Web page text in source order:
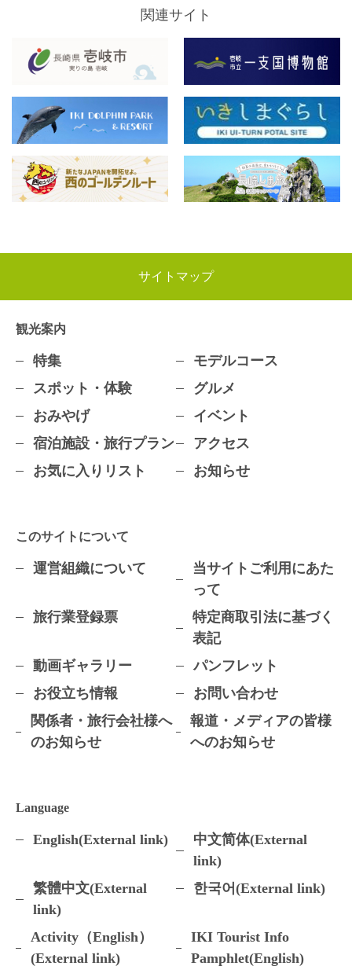
関連サイト
サイトマップ
観光案内
特集
モデルコース
スポット・体験
グルメ
おみやげ
イベント
宿泊施設・旅行プラン
アクセス
お気に入りリスト
お知らせ
このサイトについて
運営組織について
当サイトご利用にあた
って
旅行業登録票
特定商取引法に基づく
表記
動画ギャラリー
パンフレット
お役立ち情報
お問い合わせ
関係者・旅行会社様へ
のお知らせ
報道・メディアの皆様
へのお知らせ
Language
English(External link)
中文简体(External
link)
繁體中文(External
link)
한국어(External link)
Activity（English）
(External link)
IKI Tourist Info
Pamphlet(English)